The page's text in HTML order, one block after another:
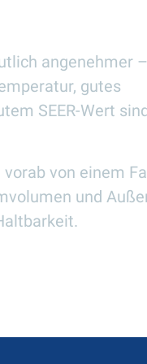
angenehmer
gutes
SEER-Wert
von einem
und